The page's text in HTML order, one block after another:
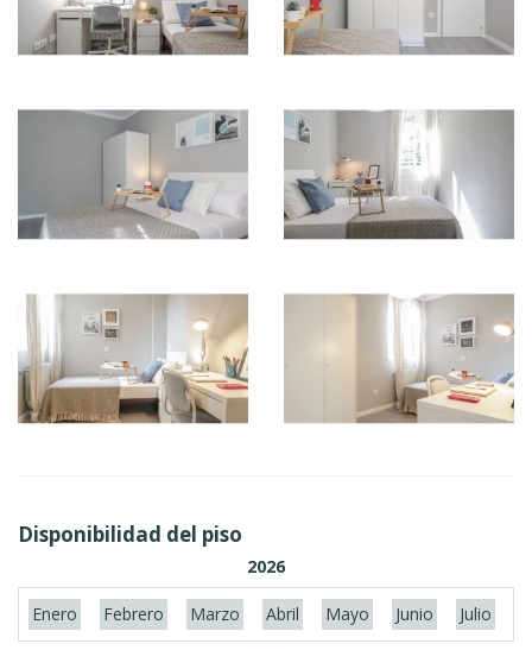
Disponibilidad del piso
2026
Enero Febrero Marzo Abril Mayo Junio Julio